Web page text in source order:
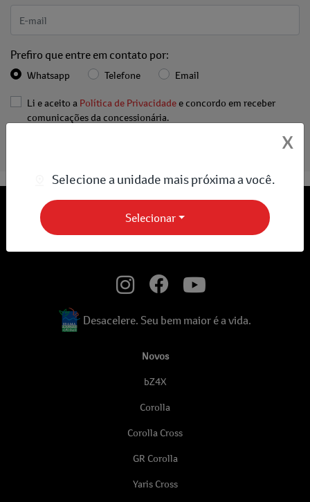
Prefiro que entre em contato por:
Whatsapp Telefone Email
Li e aceito a Política de Privacidade e concordo em receber
comunicações da concessionária.
Desacelere. Seu bem maior é a vida.
Novos
bZ4X
Corolla
Corolla Cross
GR Corolla
Yaris Cross
X
Selecione a unidade mais próxima a você.
Selecionar